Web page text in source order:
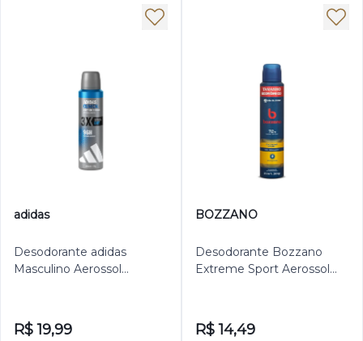
adidas
Desodorante adidas
Masculino Aerossol
R$ 19,99
BOZZANO
Desodorante Bozzano
Extreme Sport Aerossol
R$ 14,49